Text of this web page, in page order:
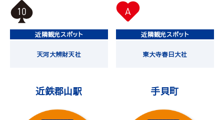
10
近隣観光スポット
天河大辨財天社
A
近隣観光スポット
東大寺春日大社
近鉄郡山駅 手貝町